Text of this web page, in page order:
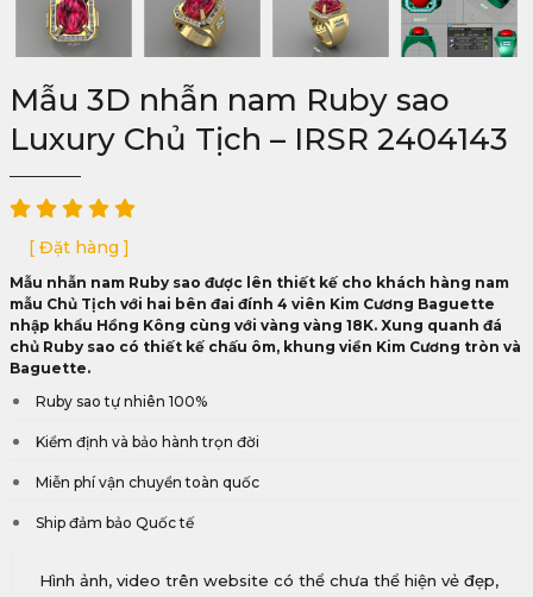
Mẫu 3D nhẫn nam Ruby sao
Luxury Chủ Tịch – IRSR 2404143
[ Đặt hàng ]
Mẫu nhẫn nam Ruby sao được lên thiết kế cho khách hàng nam
mẫu Chủ Tịch với hai bên đai đính 4 viên Kim Cương Baguette
nhập khẩu Hồng Kông cùng với vàng vàng 18K. Xung quanh đá
chủ Ruby sao có thiết kế chấu ôm, khung viền Kim Cương tròn và
Baguette.
Ruby sao tự nhiên 100%
Kiểm định và bảo hành trọn đời
Miễn phí vận chuyển toàn quốc
Ship đảm bảo Quốc tế
Hình ảnh, video trên website có thể chưa thể hiện vẻ đẹp,